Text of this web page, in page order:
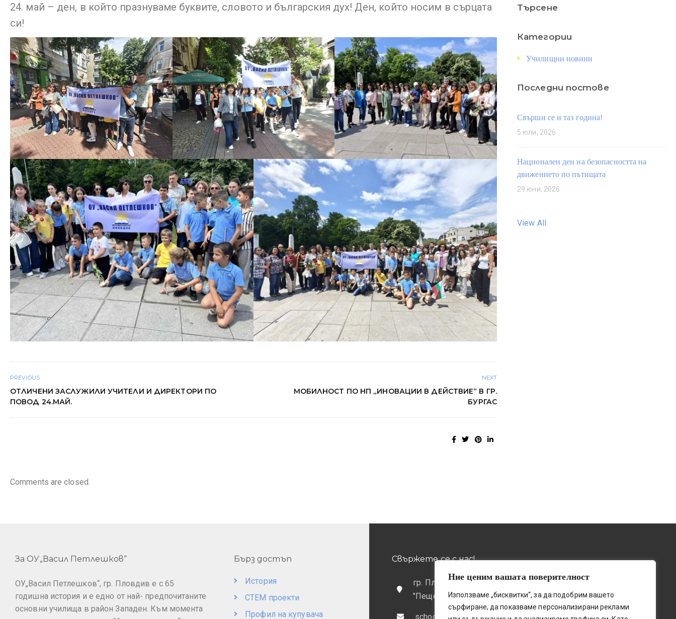
Ние ценим вашата поверителност
Използваме „бисквитки“, за да подобрим вашето
сърфиране, да показваме персонализирани реклами
24. май – ден, в който празнуваме буквите, словото и българския дух! Ден, който носим в сърцата
си!
PREVIOUS
ОТЛИЧЕНИ ЗАСЛУЖИЛИ УЧИТЕЛИ И ДИРЕКТОРИ ПО
ПОВОД 24.МАЙ.
NEXT
МОБИЛНОСТ ПО НП „ИНОВАЦИИ В ДЕЙСТВИЕ“ В ГР.
БУРГАС
Comments are closed.
Търсене
Категории
Училищни новини
Последни постове
Свърши се и таз година!
5 юли, 2026
Национален ден на безопасността на
движението по пътищата
29 юни, 2026
View All
За ОУ„Васил Петлешков“
ОУ„Васил Петлешков“, гр. Пловдив е с 65
годишна история и е едно от най- предпочитаните
основни училища в район Западен. Към момента
Бърз достъп
История
СТЕМ проекти
Профил на купувача
Свържете се с нас!
гр. Пловдив, пощ. код 4001, бул.
"Пещерско шосе" № 131
school@oupetleshkov.org
032 / 643 673
0884 / 787772